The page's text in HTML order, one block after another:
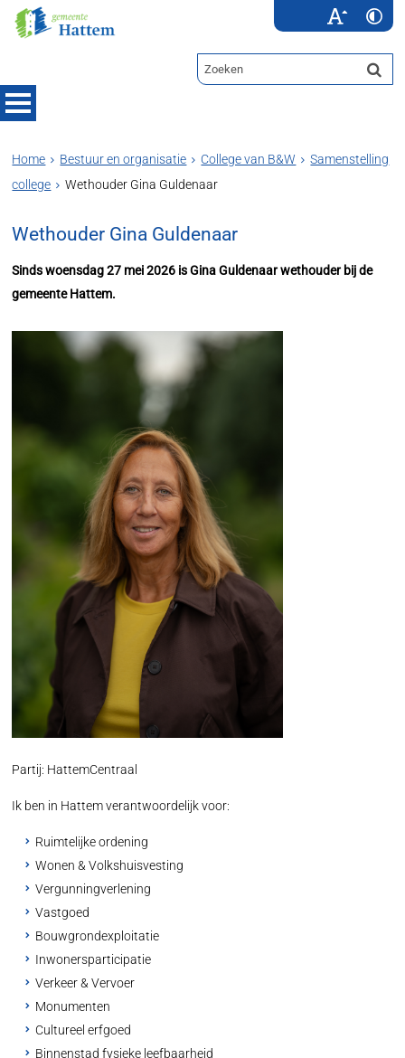
Home Bestuur en organisatie College van B&W
Samenstelling
college
Wethouder Gina Guldenaar
Wethouder Gina Guldenaar
Sinds woensdag 27 mei 2026 is Gina Guldenaar wethouder bij de
gemeente Hattem.
Partij: HattemCentraal
Ik ben in Hattem verantwoordelijk voor:
Ruimtelijke ordening
Wonen & Volkshuisvesting
Vergunningverlening
Vastgoed
Bouwgrondexploitatie
Inwonersparticipatie
Verkeer & Vervoer
Monumenten
Cultureel erfgoed
Binnenstad fysieke leefbaarheid